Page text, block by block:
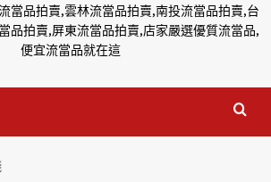
當品拍賣,雲林流當品拍賣,南投流當品拍賣,台
品拍賣,屏東流當品拍賣,店家嚴選優質流當品,
便宜流當品就在這